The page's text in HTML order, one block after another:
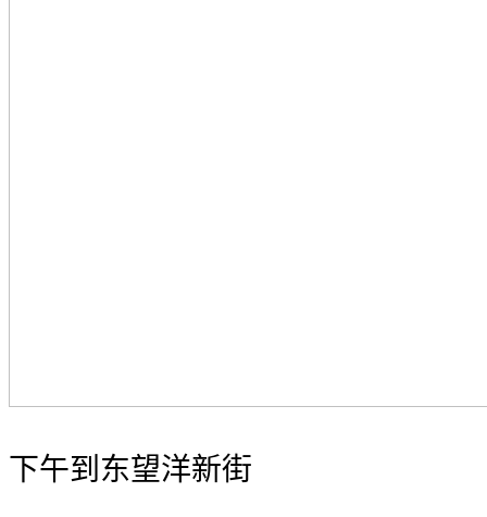
‍️下午到东望洋新街